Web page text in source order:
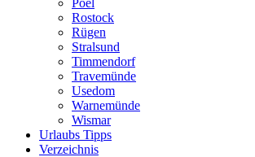
Poel
Rostock
Rügen
Stralsund
Timmendorf
Travemünde
Usedom
Warnemünde
Wismar
Urlaubs Tipps
Verzeichnis